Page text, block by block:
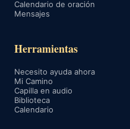
Calendario de oración
Mensajes
Herramientas
Necesito ayuda ahora
Mi Camino
Capilla en audio
Biblioteca
Calendario